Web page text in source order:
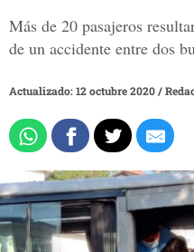
Más de 20 pasajeros
de un accidente entre dos
Actualizado: 12 octubre 2020/